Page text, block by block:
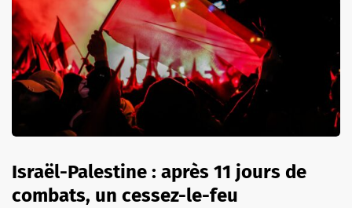
Israël-Palestine : après 11 jours de
combats, un cessez-le-feu